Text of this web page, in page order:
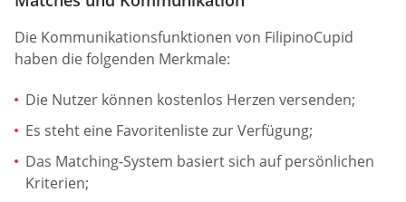
Die Kommunikationsfunktionen von FilipinoCupid
haben die folgenden Merkmale:
Die Nutzer können kostenlos Herzen versenden;
Es steht eine Favoritenliste zur Verfügung;
Das Matching-System basiert sich auf persönlichen
Kriterien;